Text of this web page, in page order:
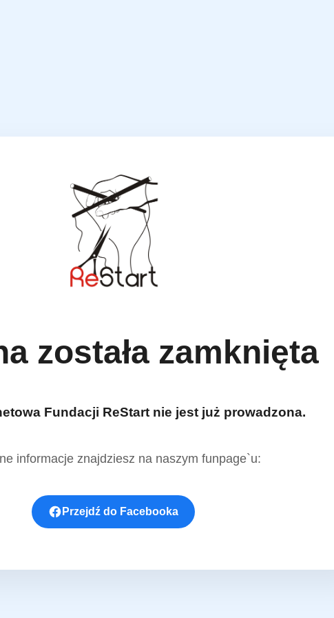
została zamknięta
Fundacji ReStart nie jest już prowadzona.
informacje znajdziesz na naszym funpage`u:
Przejdź do Facebooka